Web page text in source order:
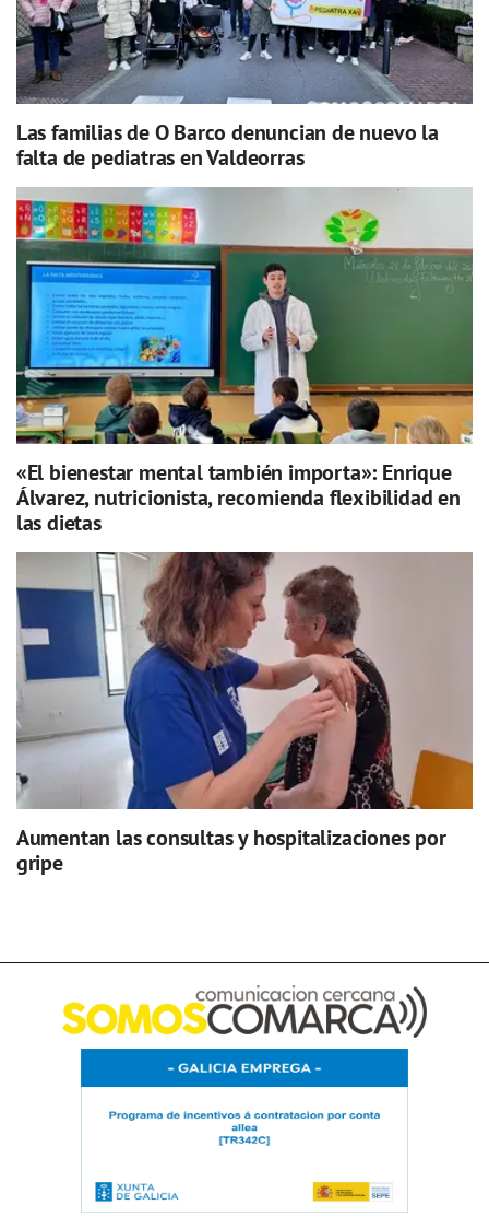
Las familias de O Barco denuncian de nuevo la
falta de pediatras en Valdeorras
«El bienestar mental también importa»: Enrique
Álvarez, nutricionista, recomienda flexibilidad en
las dietas
Aumentan las consultas y hospitalizaciones por
gripe